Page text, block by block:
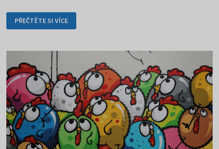
TETRIS
–
KDE
ZAČALO?
PŘEČTĚTE SI VÍCE